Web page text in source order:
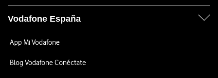
Vodafone España
App Mi Vodafone
Blog Vodafone Conéctate